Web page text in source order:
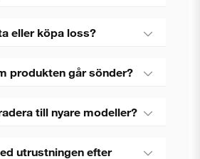
eller köpa loss?
produkten går sönder?
till nyare modeller?
utrustningen efter